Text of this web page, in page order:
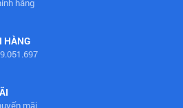
hãng
HÀNG